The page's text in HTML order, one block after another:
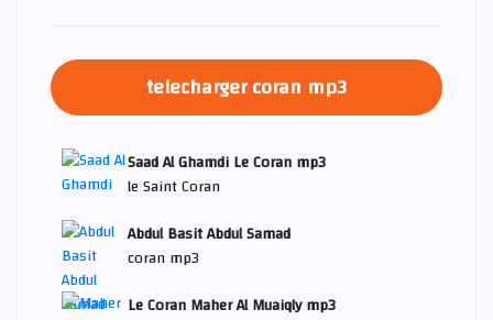
telecharger coran mp3
Saad Al Ghamdi Le Coran mp3
le Saint Coran
Abdul Basit Abdul Samad
coran mp3
Le Coran Maher Al Muaiqly mp3